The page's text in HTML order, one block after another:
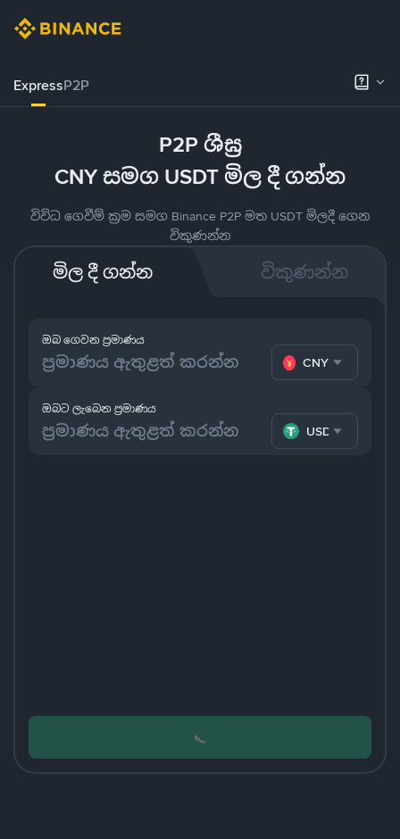
ExpressP2P
P2P ශීඝ්‍ර
CNY සමග USDT මිල දී ගන්න
විවිධ ගෙවීම් ක්‍රම සමග Binance P2P මත USDT මිලදී ගෙන
විකුණන්න
මිල දී ගන්න විකුණන්න
ඔබ ගෙවන ප්‍රමාණය
CNY
ඔබට ලැබෙන ප්‍රමාණය
USDT